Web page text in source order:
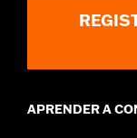
APRENDER A